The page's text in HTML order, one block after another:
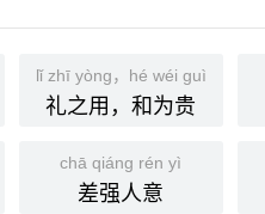
lǐ zhī yòng，hé wéi guì
礼之用，和为贵
chā qiáng rén yì
差强人意